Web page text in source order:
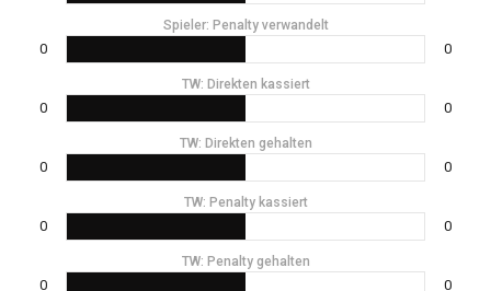
Spieler: Penalty verwandelt
0 0
TW: Direkten kassiert
0 0
TW: Direkten gehalten
0 0
TW: Penalty kassiert
0 0
TW: Penalty gehalten
0 0